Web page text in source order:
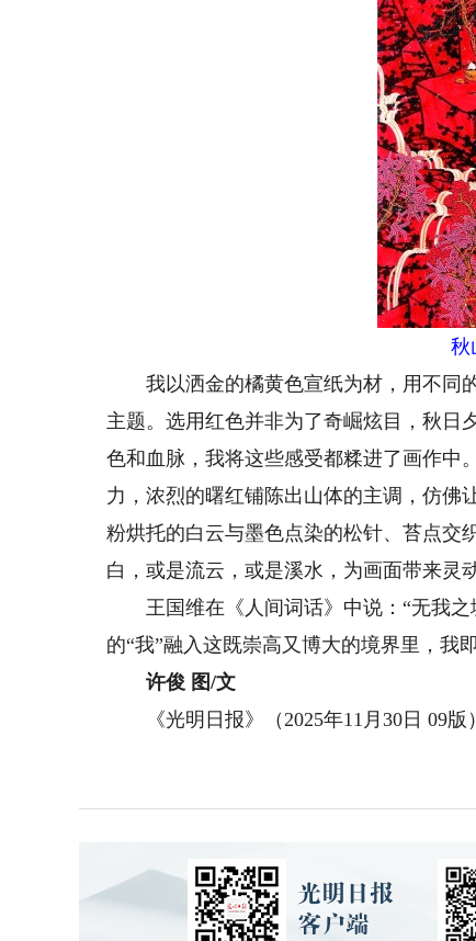
秋
我以洒金的橘黄色宣纸为材，用不同
主题。选用红色并非为了奇崛炫目，秋日
色和血脉，我将这些感受都糅进了画作中
力，浓烈的曙红铺陈出山体的主调，仿佛
粉烘托的白云与墨色点染的松针、苔点交
白，或是流云，或是溪水，为画面带来灵
王国维在《人间词话》中说：“无我之
的“我”融入这既崇高又博大的境界里，我
许俊 图/文
《光明日报》（2025年11月30日 09版）